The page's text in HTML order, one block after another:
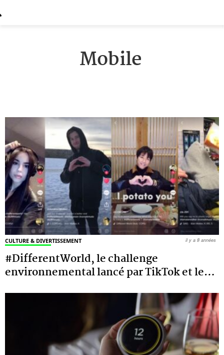
Mobile
CULTURE & DIVERTISSEMENT
#DifferentWorld, le challenge
environnemental lancé par TikTok et le…
il y a 8 années